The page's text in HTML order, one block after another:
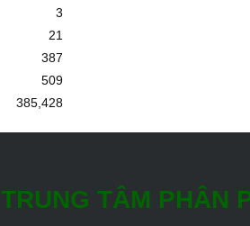
3
21
387
509
385,428
TRUNG TÂM PHÂN